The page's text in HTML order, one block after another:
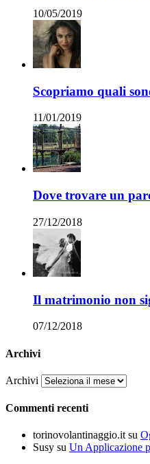
10/05/2019
Scopriamo quali
11/01/2019
Dove trovare un
27/12/2018
Il matrimonio non
07/12/2018
Archivi
Archivi
Commenti recenti
torinovolantinaggio.it su
Susy su Un Applicazione